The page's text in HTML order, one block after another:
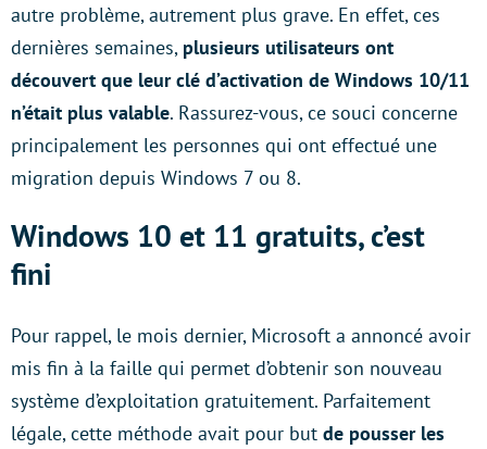
autre problème, autrement plus grave. En effet, ces
dernières semaines, plusieurs utilisateurs ont
découvert que leur clé d’activation de Windows 10/11
n’était plus valable. Rassurez-vous, ce souci concerne
principalement les personnes qui ont effectué une
migration depuis Windows 7 ou 8.
Windows 10 et 11 gratuits, c’est
fini
Pour rappel, le mois dernier, Microsoft a annoncé avoir
mis fin à la faille qui permet d’obtenir son nouveau
système d’exploitation gratuitement. Parfaitement
légale, cette méthode avait pour but de pousser les